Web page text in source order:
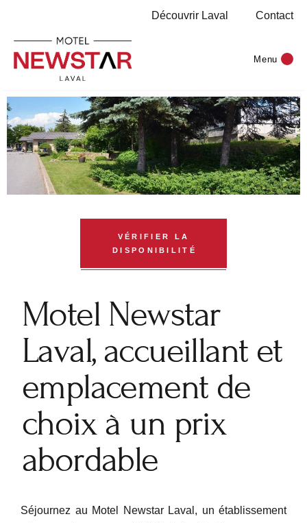
Découvrir Laval Contact
Menu
VÉRIFIER LA
DISPONIBILITÉ
Motel Newstar
Laval, accueillant et
emplacement de
choix à un prix
abordable
Séjournez au Motel Newstar Laval, un établissement